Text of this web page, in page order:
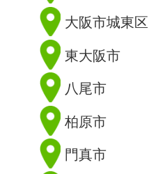
大阪市城東区
東大阪市
八尾市
柏原市
門真市